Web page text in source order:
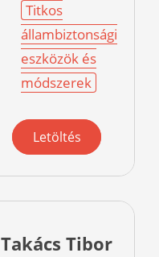
Titkos
állambiztonsági
eszközök és
módszerek
Letöltés
Takács Tibor